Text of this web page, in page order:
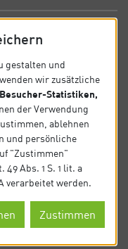
gestalten und
wir zusätzliche
Statistiken,
der Verwendung
ablehnen
und persönliche
"Zustimmen"
Abs. 1 S. 1 lit. a
verarbeitet werden.
Zustimmen